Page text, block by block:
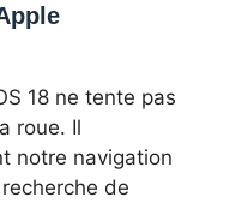
18 ne tente pas
roue. Il
notre navigation
de